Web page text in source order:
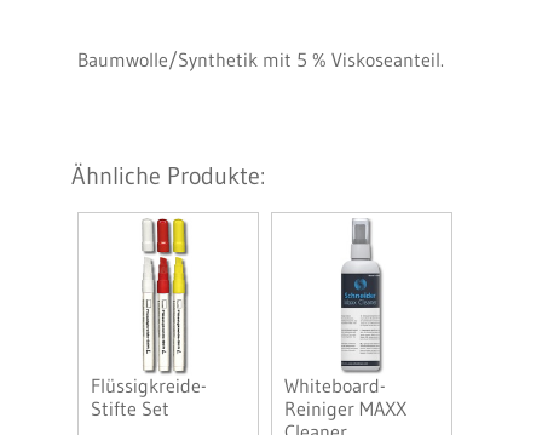
Baumwolle/Synthetik mit 5 % Viskoseanteil.
Ähnliche Produkte:
Flüssigkreide-
Stifte Set
Whiteboard-
Reiniger MAXX